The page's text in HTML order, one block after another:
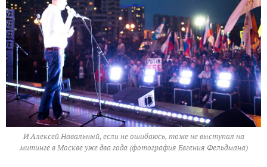
И Алексей Навальный, если не ошибаюсь, тоже не выступал на
митинге в Москве уже два года (фотография Евгения Фельдмана)